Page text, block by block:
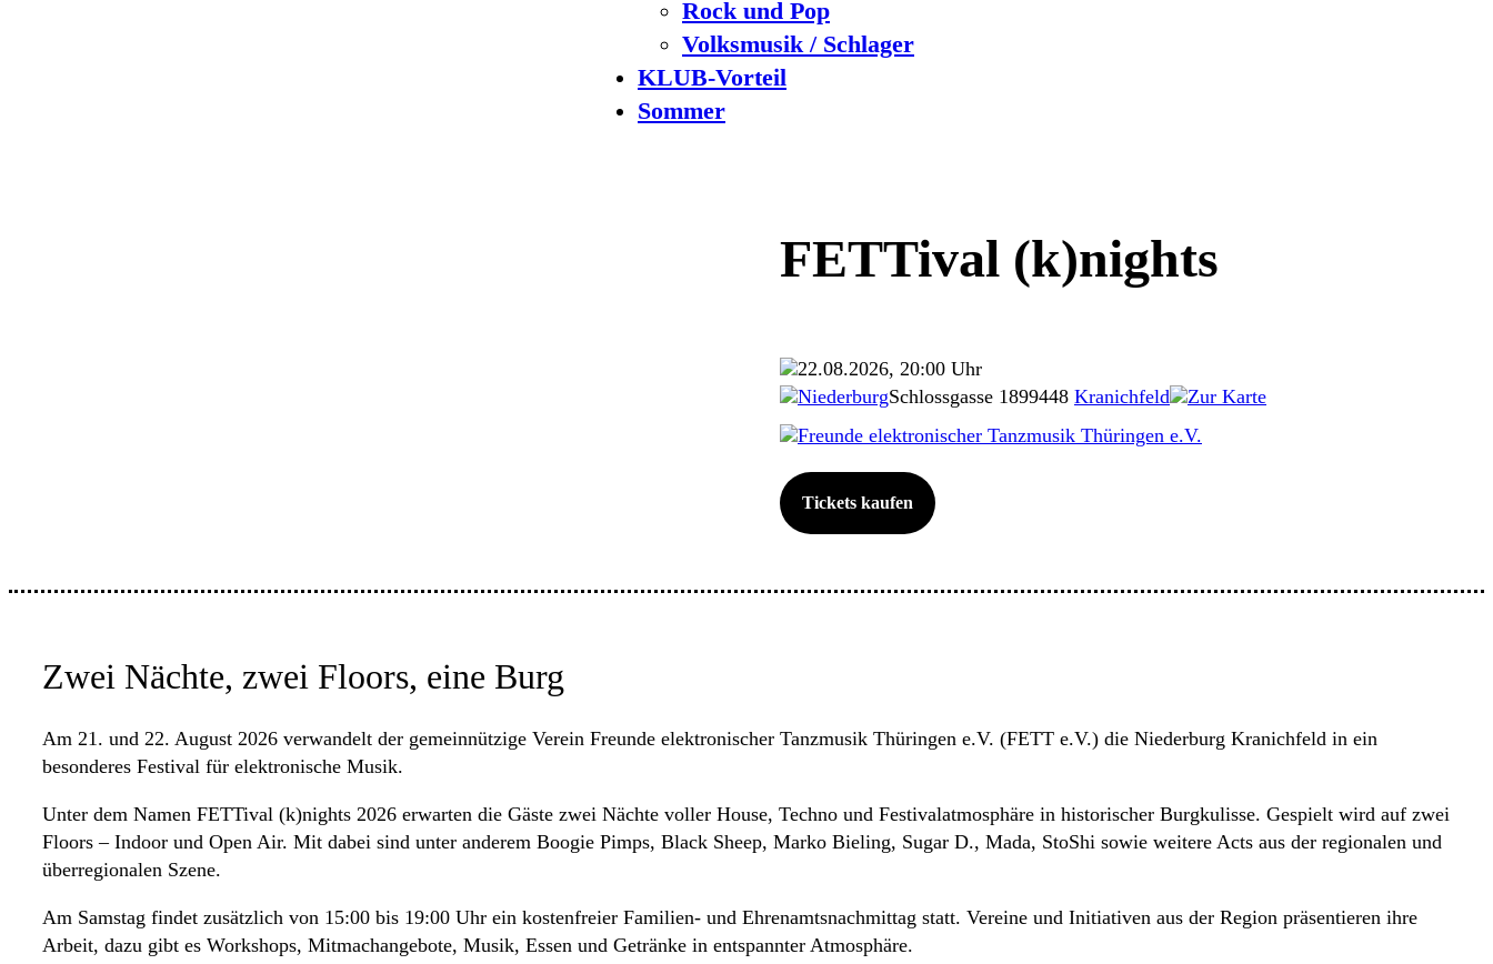
Rock und Pop
Volksmusik / Schlager
KLUB-Vorteil
Sommer
FETTival (k)nights
22.08.2026, 20:00 Uhr
NiederburgSchlossgasse 1899448 Kranichfeld
Zur Karte
Freunde elektronischer Tanzmusik Thüringen e.V.
Tickets kaufen
Zwei Nächte, zwei Floors, eine Burg
Am 21. und 22. August 2026 verwandelt der gemeinnützige Verein Freunde elektronischer Tanzmusik Thüringen e.V. (FETT e.V.) die Niederburg Kranichfeld in ein
besonderes Festival für elektronische Musik.
Unter dem Namen FETTival (k)nights 2026 erwarten die Gäste zwei Nächte voller House, Techno und Festivalatmosphäre in historischer Burgkulisse. Gespielt wird auf zwei
Floors – Indoor und Open Air. Mit dabei sind unter anderem Boogie Pimps, Black Sheep, Marko Bieling, Sugar D., Mada, StoShi sowie weitere Acts aus der regionalen und
überregionalen Szene.
Am Samstag findet zusätzlich von 15:00 bis 19:00 Uhr ein kostenfreier Familien- und Ehrenamtsnachmittag statt. Vereine und Initiativen aus der Region präsentieren ihre
Arbeit, dazu gibt es Workshops, Mitmachangebote, Musik, Essen und Getränke in entspannter Atmosphäre.